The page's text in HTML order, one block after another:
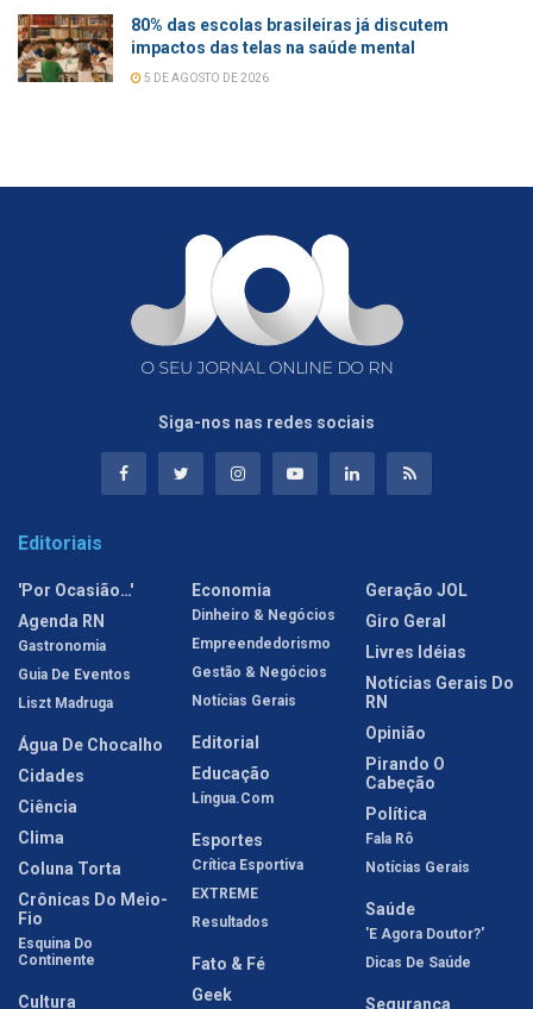
80% das escolas brasileiras já discutem
impactos das telas na saúde mental
5 DE AGOSTO DE 2026
Siga-nos nas redes sociais
Editoriais
'Por Ocasião…'
Agenda RN
Gastronomia
Guia De Eventos
Liszt Madruga
Água De Chocalho
Cidades
Ciência
Clima
Coluna Torta
Crônicas Do Meio-
Fio
Esquina Do
Continente
Cultura
Economia
Dinheiro & Negócios
Empreendedorismo
Gestão & Negócios
Notícias Gerais
Editorial
Educação
Língua.com
Esportes
Crítica Esportiva
EXTREME
Resultados
Fato & Fé
Geek
Geração JOL
Giro Geral
Livres Idéias
Notícias Gerais Do
RN
Opinião
Pirando O
Cabeção
Política
Fala Rô
Notícias Gerais
Saúde
'E Agora Doutor?'
Dicas De Saúde
Segurança